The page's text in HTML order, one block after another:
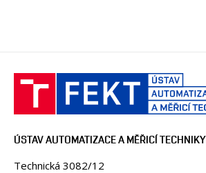
ÚSTAV AUTOMATIZACE A MĚŘICÍ TECHNIKY
Technická 3082/12